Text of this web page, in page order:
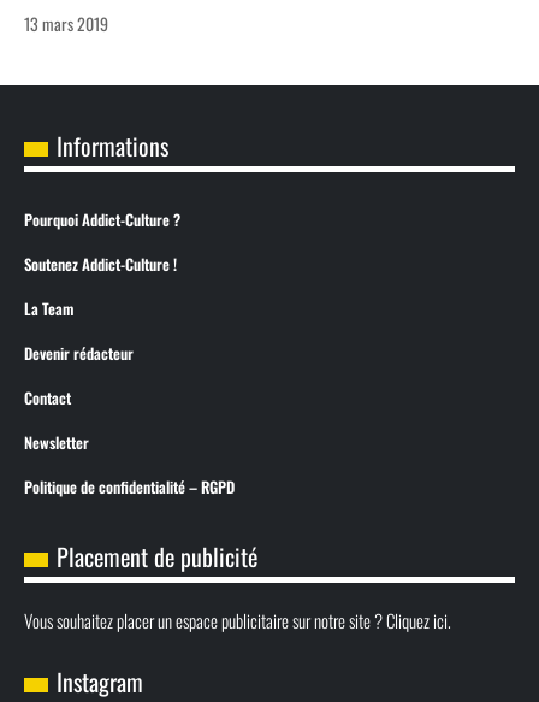
13 mars 2019
Informations
Pourquoi Addict-Culture ?
Soutenez Addict-Culture !
La Team
Devenir rédacteur
Contact
Newsletter
Politique de confidentialité – RGPD
Placement de publicité
Vous souhaitez placer un espace publicitaire sur notre site ? Cliquez ici.
Instagram